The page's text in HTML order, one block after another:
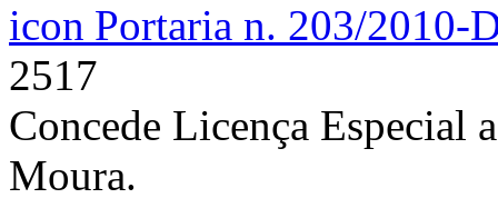
Portaria n. 203/2010-
2517
Concede Licença Especial
Moura.